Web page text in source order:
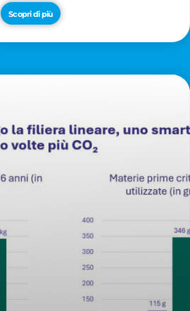
PER LO SVILUPPO DEL
MERCATO ITALIANO
DEL GELATO
Scopri di più